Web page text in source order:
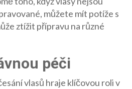
můžete mít potíže s
ztížit přípravu na různé
péči
vlasů hraje klíčovou roli v